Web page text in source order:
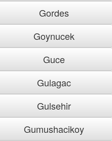
Gordes
Goynucek
Guce
Gulagac
Gulsehir
Gumushacikoy